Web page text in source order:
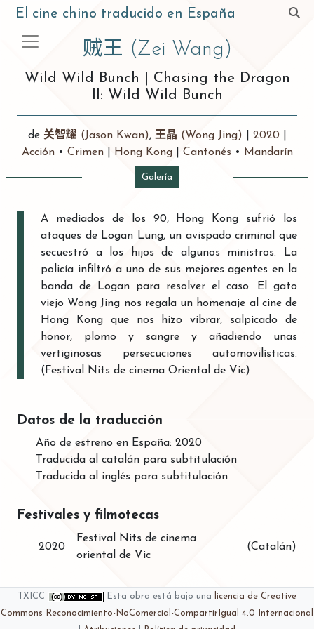
El cine chino traducido en España
贼王 (Zei Wang)
Wild Wild Bunch
Chasing the Dragon
II: Wild Wild Bunch
de 关智耀 (Jason Kwan), 王晶 (Wong Jing) 2020|
Acción• Crimen Hong Kong Cantonés • Mandarín
Galería
A mediados de los 90, Hong Kong sufrió los
ataques de Logan Lung, un avispado criminal que
secuestró a los hijos de algunos ministros. La
policía infiltró a uno de sus mejores agentes en la
banda de Logan para resolver el caso. El gato
viejo Wong Jing nos regala un homenaje al cine de
Hong Kong que nos hizo vibrar, salpicado de
honor, plomo y sangre y añadiendo unas
vertiginosas persecuciones automovilísticas.
(Festival Nits de cinema Oriental de Vic)
Datos de la traducción
Año de estreno en España: 2020
Traducida al catalán para subtitulación
Traducida al inglés para subtitulación
Festivales y filmotecas
2020
Festival Nits de cinema
oriental de Vic
(Catalán)
TXICC Esta obra está bajo una
licencia de Creative
Commons Reconocimiento-NoComercial-CompartirIgual 4.0 Internacional